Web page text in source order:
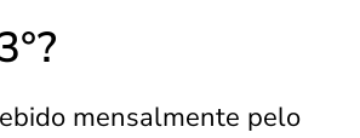
mensalmente pelo